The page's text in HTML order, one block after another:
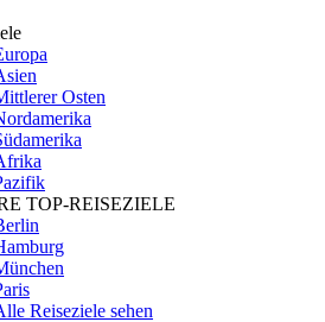
Osten
TOP-REISEZIELE
Reiseziele sehen